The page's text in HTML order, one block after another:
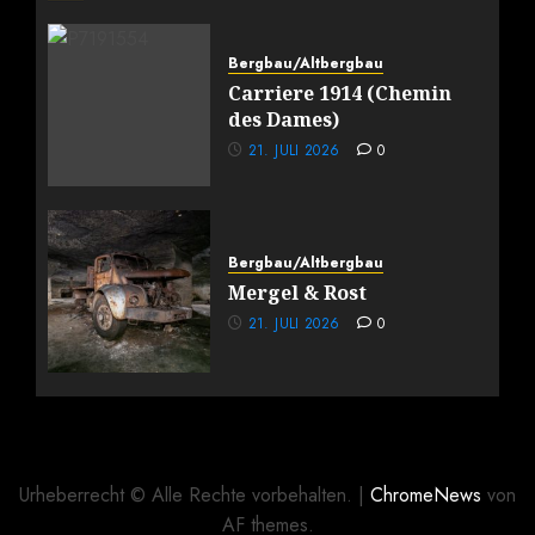
Bergbau/Altbergbau
Carriere 1914 (Chemin
des Dames)
21. JULI 2026 0
Bergbau/Altbergbau
Mergel & Rost
21. JULI 2026 0
Urheberrecht © Alle Rechte vorbehalten. | ChromeNews von
AF themes.